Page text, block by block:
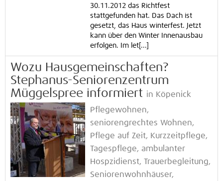
30.11.2012 das Richtfest
stattgefunden hat. Das Dach ist
gesetzt, das Haus winterfest. Jetzt
kann über den Winter Innenausbau
erfolgen. Im let[...]
Wozu Hausgemeinschaften?
Stephanus-Seniorenzentrum
Müggelspree informiert in Köpenick
Pflegewohnen,
seniorengrechtes Wohnen,
Pflege auf Zeit, Kurzzeitpflege,
Tagespflege, ambulanter
Hospzidienst, Trauerbegleitung,
Seniorenwohnhäuser,